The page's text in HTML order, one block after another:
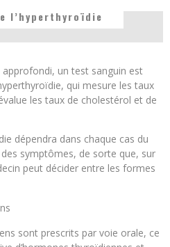
l’hyperthyroïdie
approfondi, un test sanguin est
qui mesure les taux
les taux de cholestérol et de
dépendra dans chaque cas du
symptômes, de sorte que, sur
peut décider entre les formes
sont prescrits par voie orale, ce